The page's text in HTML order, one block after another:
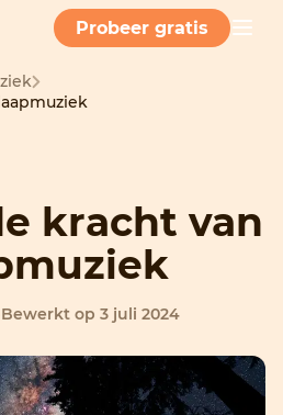
Probeer gratis
kracht van
Bewerkt op 3 juli 2024